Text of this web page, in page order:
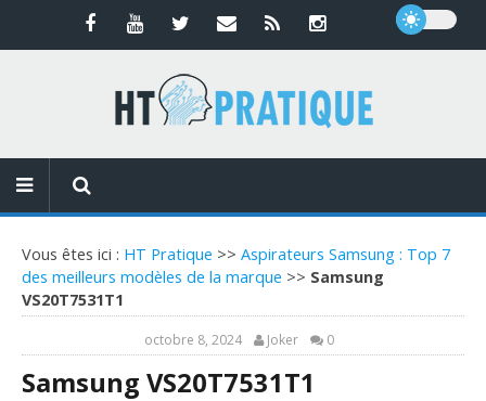
Vous êtes ici : HT Pratique >> Aspirateurs Samsung : Top 7
des meilleurs modèles de la marque >> Samsung
VS20T7531T1
octobre 8, 2024 Joker 0
Samsung VS20T7531T1